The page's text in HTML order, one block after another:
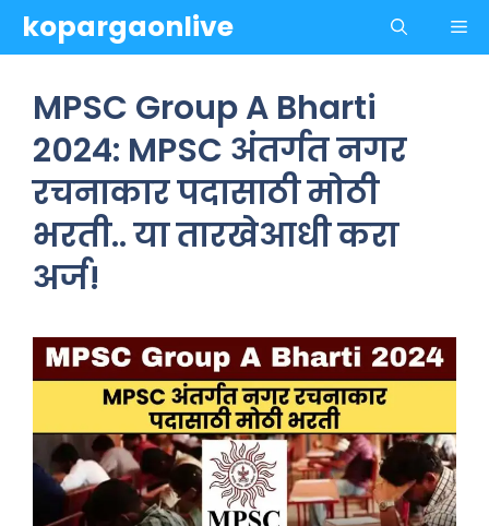
Skipkopargaonlive
MPSC Group A Bharti
2024: MPSC अंतर्गत नगर
रचनाकार पदासाठी मोठी
भरती.. या तारखेआधी करा
अर्ज!